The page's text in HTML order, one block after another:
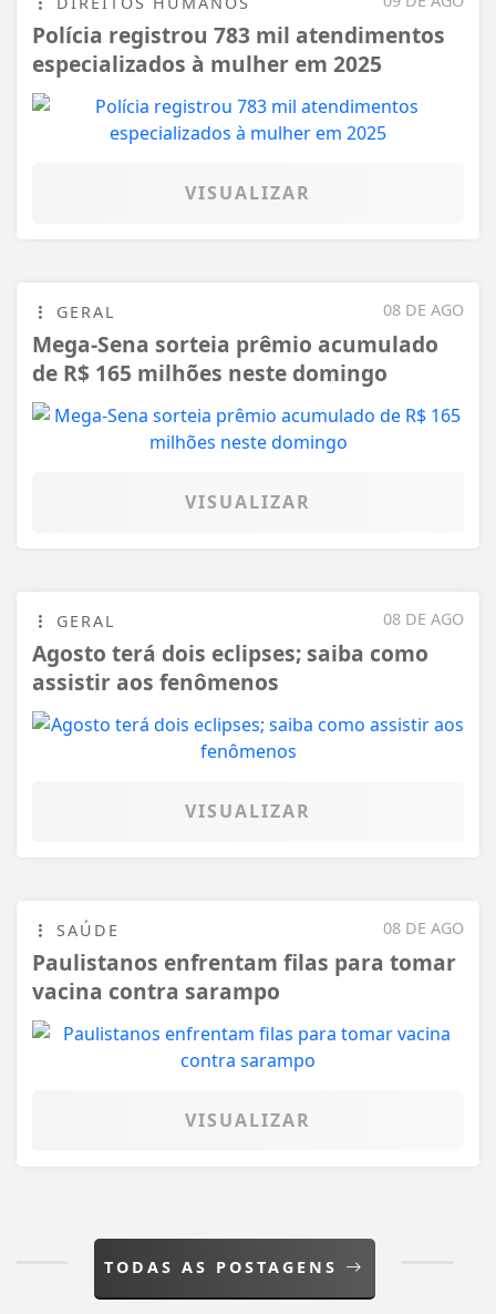
Polícia registrou 783 mil atendimentos
especializados à mulher em 2025
VISUALIZAR
08 DE AGO
GERAL
Mega-Sena sorteia prêmio acumulado
de R$ 165 milhões neste domingo
VISUALIZAR
08 DE AGO
GERAL
Agosto terá dois eclipses; saiba como
assistir aos fenômenos
VISUALIZAR
08 DE AGO
SAÚDE
Paulistanos enfrentam filas para tomar
vacina contra sarampo
VISUALIZAR
TODAS AS POSTAGENS